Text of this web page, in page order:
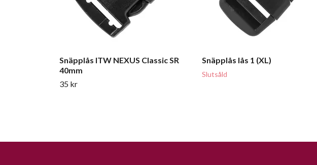
Snäpplås ITW NEXUS Classic SR
40mm
35 kr
Snäpplås lås 1 (XL)
Slutsåld